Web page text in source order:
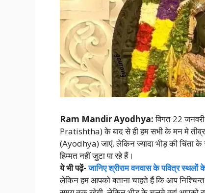
Ram Mandir Ayodhya:विगत 22
Pratishtha) के बाद से ही हम सभी के मन मे तीव्र
(Ayodhya) जाएं, लेकिन ज्यादा भीड़ की चिंता
हिम्मत नहीं जुटा पा रहे हैं।
ये भी पढ़ें-जानिए श्रीराम वनवास के पवित्र स्थलों
लेकिन हम आपको बताना चाहते हैं कि आप